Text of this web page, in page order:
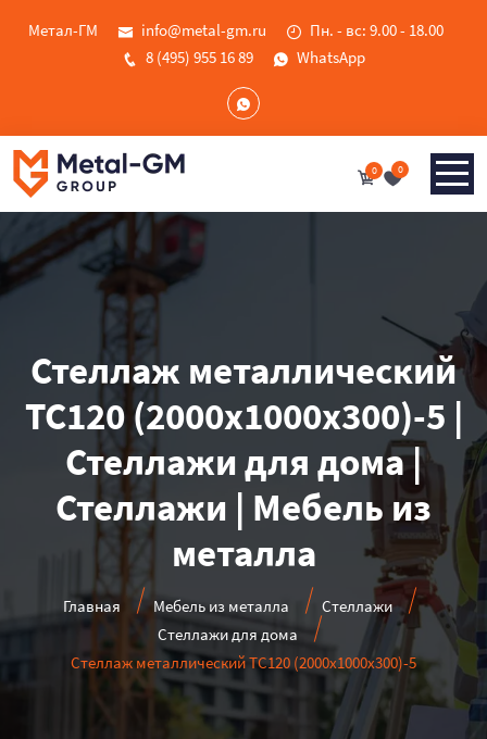
Метал-ГМ info@metal-gm.ru
Пн. - вс: 9.00 - 18.00
8 (495) 955 16 89
WhatsApp
0 0
Стеллаж металлический
ТС120 (2000х1000х300)-5 |
Стеллажи для дома |
Стеллажи | Мебель из
металла
Главная Мебель из металла
Стеллажи
Стеллажи для дома
Стеллаж металлический ТС120 (2000х1000х300)-5